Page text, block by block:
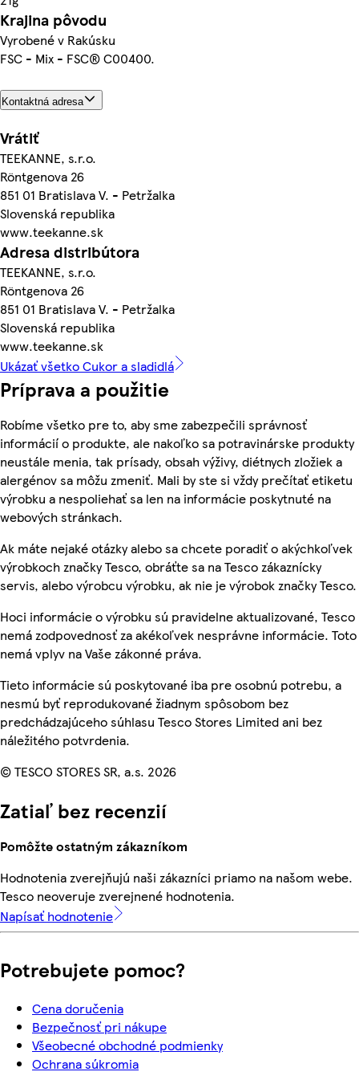
Krajina pôvodu
Vyrobené v Rakúsku
FSC - Mix - FSC® C00400.
Kontaktná adresa
Vrátiť
TEEKANNE, s.r.o.
Röntgenova 26
851 01 Bratislava V. - Petržalka
Slovenská republika
www.teekanne.sk
Adresa distribútora
TEEKANNE, s.r.o.
Röntgenova 26
851 01 Bratislava V. - Petržalka
Slovenská republika
www.teekanne.sk
Ukázať všetko Cukor a sladidlá
Príprava a použitie
Robíme všetko pre to, aby sme zabezpečili správnosť
informácií o produkte, ale nakoľko sa potravinárske produkty
neustále menia, tak prísady, obsah výživy, diétnych zložiek a
alergénov sa môžu zmeniť. Mali by ste si vždy prečítať etiketu
výrobku a nespoliehať sa len na informácie poskytnuté na
webových stránkach.
Ak máte nejaké otázky alebo sa chcete poradiť o akýchkoľvek
výrobkoch značky Tesco, obráťte sa na Tesco zákaznícky
servis, alebo výrobcu výrobku, ak nie je výrobok značky Tesco.
Hoci informácie o výrobku sú pravidelne aktualizované, Tesco
nemá zodpovednosť za akékoľvek nesprávne informácie. Toto
nemá vplyv na Vaše zákonné práva.
Tieto informácie sú poskytované iba pre osobnú potrebu, a
nesmú byť reprodukované žiadnym spôsobom bez
predchádzajúceho súhlasu Tesco Stores Limited ani bez
náležitého potvrdenia.
© TESCO STORES SR, a.s. 2026
Zatiaľ bez recenzií
Pomôžte ostatným zákazníkom
Hodnotenia zverejňujú naši zákazníci priamo na našom webe.
Tesco neoveruje zverejnené hodnotenia.
Napísať hodnotenie
Potrebujete pomoc?
Cena doručenia
Bezpečnosť pri nákupe
Všeobecné obchodné podmienky
Ochrana súkromia